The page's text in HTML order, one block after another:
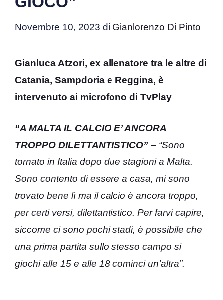
Novembre 10, 2023 di Gianlorenzo Di Pinto
Gianluca Atzori, ex allenatore tra le altre di
Catania, Sampdoria e Reggina, è
intervenuto ai microfono di TvPlay
“A MALTA IL CALCIO E’ ANCORA
TROPPO DILETTANTISTICO” – “Sono
tornato in Italia dopo due stagioni a Malta.
Sono contento di essere a casa, mi sono
trovato bene lì ma il calcio è ancora troppo,
per certi versi, dilettantistico. Per farvi capire,
siccome ci sono pochi stadi, è possibile che
una prima partita sullo stesso campo si
giochi alle 15 e alle 18 cominci un’altra”.